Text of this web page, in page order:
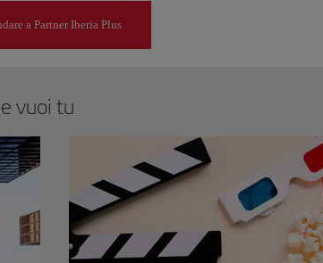
a Partner Iberia Plus
vuoi tu